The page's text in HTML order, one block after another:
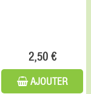
2,50 €
AJOUTER